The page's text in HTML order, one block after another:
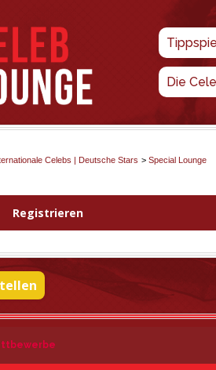
Die
Celebs | Deutsche Stars > Special Lounge
Registrieren